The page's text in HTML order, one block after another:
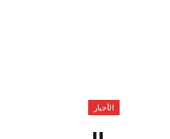
الأخبار